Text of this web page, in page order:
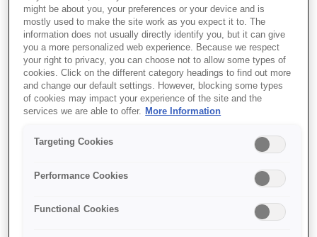
SKU:C13T908240
WF-6xxx Ink Cartridge
might be about you, your preferences or your device and is
mostly used to make the site work as you expect it to. The
information does not usually directly identify you, but it can give
you a more personalized web experience. Because we respect
your right to privacy, you can choose not to allow some types of
cookies. Click on the different category headings to find out more
and change our default settings. However, blocking some types
of cookies may impact your experience of the site and the
services we are able to offer. More Information
Targeting Cookies
Performance Cookies
Functional Cookies